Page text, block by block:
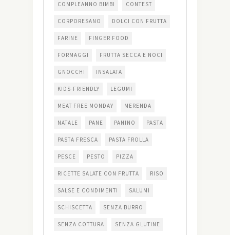
COMPLEANNO BIMBI CONTEST
CORPORESANO DOLCI CON FRUTTA
FARINE FINGER FOOD
FORMAGGI FRUTTA SECCA E NOCI
GNOCCHI INSALATA
KIDS-FRIENDLY LEGUMI
MEAT FREE MONDAY MERENDA
NATALE PANE PANINO PASTA
PASTA FRESCA PASTA FROLLA
PESCE PESTO PIZZA
RICETTE SALATE CON FRUTTA RISO
SALSE E CONDIMENTI SALUMI
SCHISCETTA SENZA BURRO
SENZA COTTURA SENZA GLUTINE